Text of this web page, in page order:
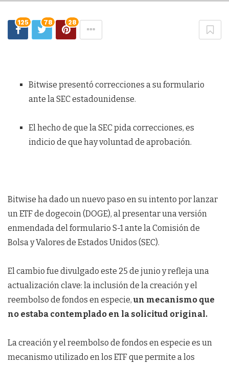
125 78 28
Bitwise presentó correcciones a su formulario
ante la SEC estadounidense.
El hecho de que la SEC pida correcciones, es
indicio de que hay voluntad de aprobación.
Bitwise ha dado un nuevo paso en su intento por lanzar
un ETF de dogecoin (DOGE), al presentar una versión
enmendada del formulario S-1 ante la Comisión de
Bolsa y Valores de Estados Unidos (SEC).
El cambio fue divulgado este 25 de junio y refleja una
actualización clave: la inclusión de la creación y el
reembolso de fondos en especie, un mecanismo que
no estaba contemplado en la solicitud original.
La creación y el reembolso de fondos en especie es un
mecanismo utilizado en los ETF que permite a los